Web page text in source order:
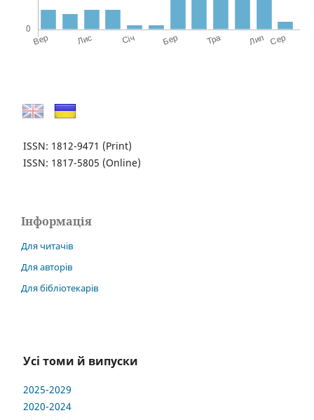
ISSN: 1812-9471 (Print)
ISSN: 1817-5805 (Online)
Інформація
Для читачів
Для авторів
Для бібліотекарів
Усі томи й випуски
2025-2029
2020-2024